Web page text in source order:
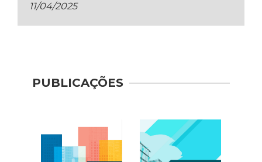
11/04/2025
PUBLICAÇÕES